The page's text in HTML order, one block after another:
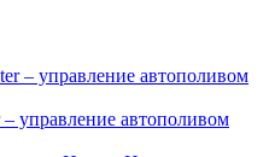
управление автополивом